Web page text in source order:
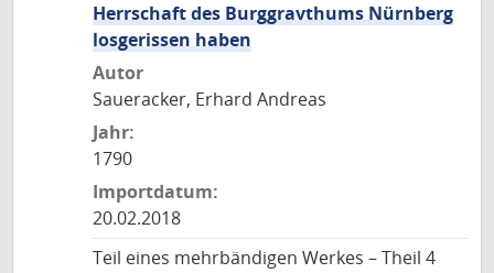
Herrschaft des Burggravthums Nürnberg
losgerissen haben
Autor
Saueracker, Erhard Andreas
Jahr:
1790
Importdatum:
20.02.2018
Teil eines mehrbändigen Werkes – Theil 4